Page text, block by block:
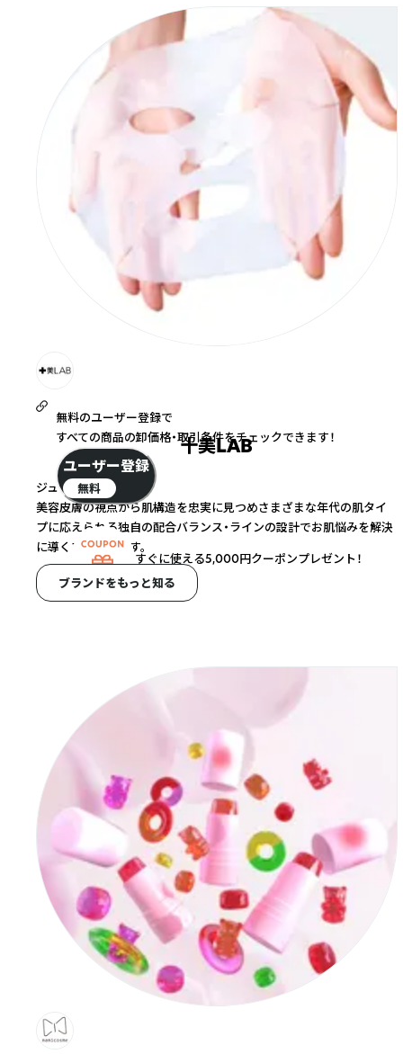
十美LAB
ジュウビラボ
美容皮膚の視点から肌構造を忠実に見つめさまざまな年代の肌タイ
プに応えられる独自の配合バランス・ラインの設計でお肌悩みを解決
に導くブランドです。
ブランドをもっと知る
無料のユーザー登録で
すべての商品の卸価格・取引条件をチェックできます！
ユーザー登録
無料
すぐに使える5,000円クーポンプレゼント！